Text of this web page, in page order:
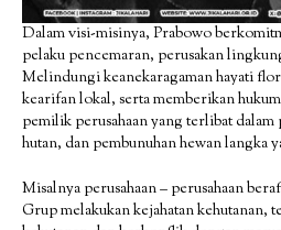
Dalam visi-misinya, Prabowo
pelaku pencemaran, perusakan
Melindungi keanekaragaman hayati
kearifan lokal, serta memberikan
pemilik perusahaan yang terlibat
hutan, dan pembunuhan hewan langka
Misalnya perusahaan – perusahaan
Grup melakukan kejahatan kehutanan,